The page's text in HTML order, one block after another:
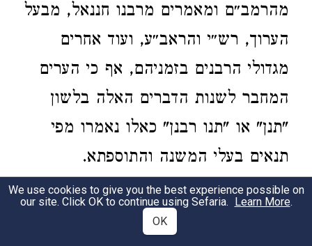
מהרמב״ם ומאמרים מרבנו חננאל, מבעל
הערוך, רש״י והראב״ע, ועוד אחרים
מגדולי הרבנים בזמניהם, אף כי הערים
המחבר לשנות הדברים האלה בלשון
"תנן" או "תנו רבנן" כאלו נאמרו מפי
תנאים בעלי המשנה והתוספתא.
Midrash HaGadol: Several manuscripts of
this midrash are found in well-known
libraries, and one belonged to Dr.
We use cookies to give you the best experience possible on
our site. Click OK to continue using Sefaria. Learn More.
OK